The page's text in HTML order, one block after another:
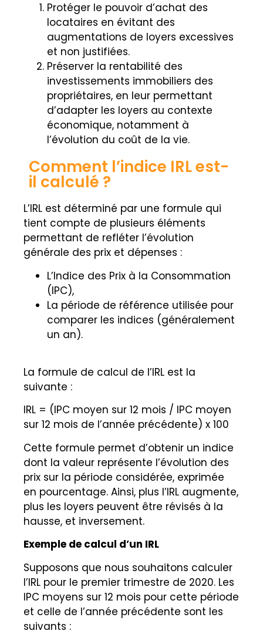
Protéger le pouvoir d’achat des
locataires en évitant des
augmentations de loyers excessives
et non justifiées.
Préserver la rentabilité des
investissements immobiliers des
propriétaires, en leur permettant
d’adapter les loyers au contexte
économique, notamment à
l’évolution du coût de la vie.
Comment l’indice IRL est-
il calculé ?
L’IRL est déterminé par une formule qui
tient compte de plusieurs éléments
permettant de refléter l’évolution
générale des prix et dépenses :
L’Indice des Prix à la Consommation
(IPC),
La période de référence utilisée pour
comparer les indices (généralement
un an).
La formule de calcul de l’IRL est la
suivante :
IRL = (IPC moyen sur 12 mois / IPC moyen
sur 12 mois de l’année précédente) x 100
Cette formule permet d’obtenir un indice
dont la valeur représente l’évolution des
prix sur la période considérée, exprimée
en pourcentage. Ainsi, plus l’IRL augmente,
plus les loyers peuvent être révisés à la
hausse, et inversement.
Exemple de calcul d’un IRL
Supposons que nous souhaitons calculer
l’IRL pour le premier trimestre de 2020. Les
IPC moyens sur 12 mois pour cette période
et celle de l’année précédente sont les
suivants :